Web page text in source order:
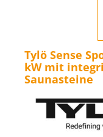
Tylö Sense
kW mit
Saunasteine